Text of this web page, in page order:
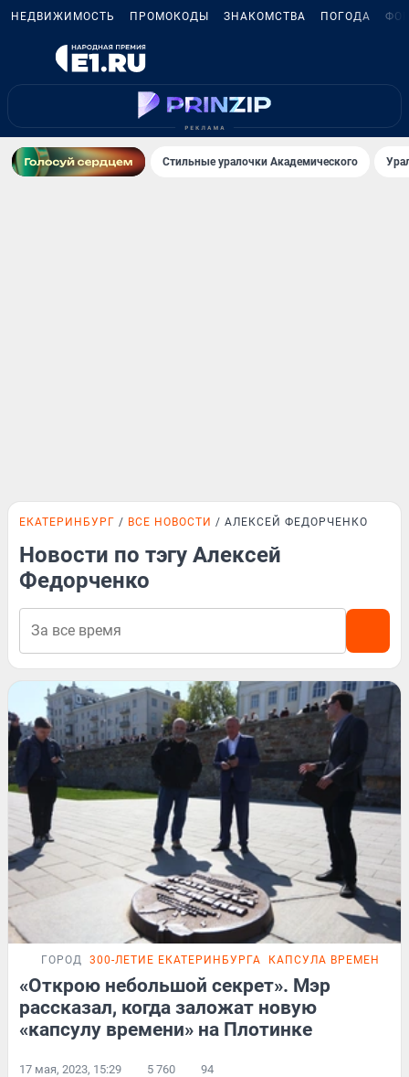
НЕДВИЖИМОСТЬ ПРОМОКОДЫ ЗНАКОМСТВА ПОГОДА
Стильные уралочки Академического
ЕКАТЕРИНБУРГ ВСЕ НОВОСТИ АЛЕКСЕЙ ФЕДОРЧЕНКО
Новости по тэгу Алексей
Федорченко
ГОРОД 300-ЛЕТИЕ ЕКАТЕРИНБУРГА КАПСУЛА ВРЕМЕНИ В
«Открою небольшой секрет». Мэр
рассказал, когда заложат новую
«капсулу времени» на Плотинке
17 мая, 2023, 15:29 5 760 94